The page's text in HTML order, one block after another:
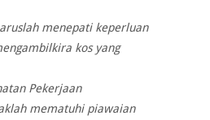
menepati keperluan
kos yang
Pekerjaan
mematuhi piawaian